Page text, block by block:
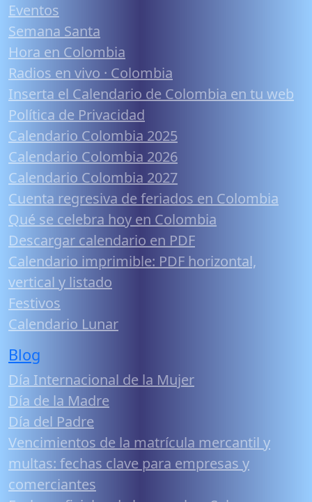
Eventos
Semana Santa
Hora en Colombia
Radios en vivo · Colombia
Inserta el Calendario de Colombia en tu web
Política de Privacidad
Calendario Colombia 2025
Calendario Colombia 2026
Calendario Colombia 2027
Cuenta regresiva de feriados en Colombia
Qué se celebra hoy en Colombia
Descargar calendario en PDF
Calendario imprimible: PDF horizontal,
vertical y listado
Festivos
Calendario Lunar
Blog
Día Internacional de la Mujer
Día de la Madre
Día del Padre
Vencimientos de la matrícula mercantil y
multas: fechas clave para empresas y
comerciantes